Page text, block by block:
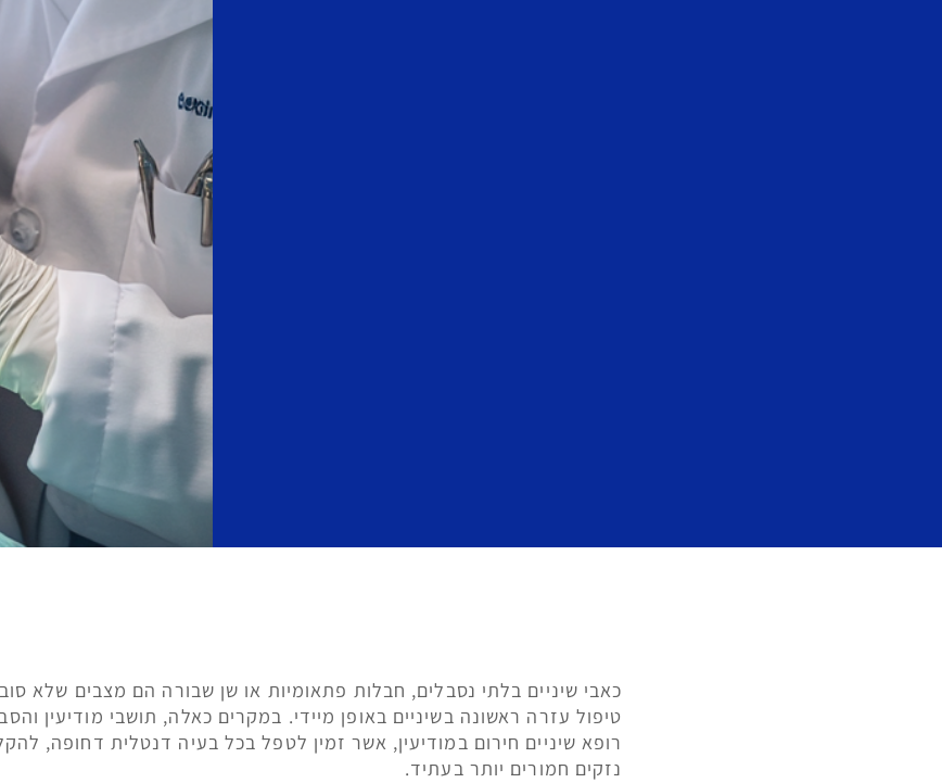
כאבי שיניים בלתי נסבלים, חבלות פתאומיות או שן שבורה הם מצבים שלא
טיפול עזרה ראשונה בשיניים באופן מיידי. במקרים כאלה, תושבי מודיעין
רופא שיניים חירום במודיעין, אשר זמין לטפל בכל בעיה דנטלית דחופה,
נזקים חמורים יותר בעתיד.